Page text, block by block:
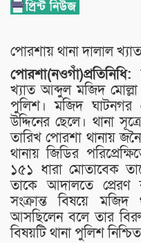
পোরশায় থানা দালাল
পোরশা(নওগাঁ)প্রতিনিধি:
খ্যাত আব্দুল মজিদ
পুলিশ। মজিদ ঘাটনগর
উদ্দিনের ছেলে। থানা
তারিখ পোরশা থানায়
থানায় জিডির
১৫১ ধারা মোতাবেক
তাকে আদালতে প্রেরণ
সংক্রান্ত বিষয়ে মজিদ
আসছিলেন বলে তার
বিষয়টি থানা পুলিশ